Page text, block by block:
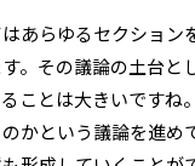
はあらゆるセクション
。その議論の土台と
ことは大きいですね
かという議論を進め